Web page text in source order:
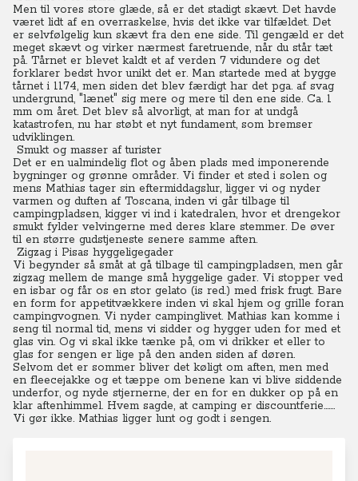
Men til vores store glæde, så er det stadigt skævt. Det havde
været lidt af en overraskelse, hvis det ikke var tilfældet. Det
er selvfølgelig kun skævt fra den ene side. Til gengæld er det
meget skævt og virker nærmest faretruende, når du står tæt
på. Tårnet er blevet kaldt et af verden 7 vidundere og det
forklarer bedst hvor unikt det er. Man startede med at bygge
tårnet i 1174, men siden det blev færdigt har det pga. af svag
undergrund, "lænet" sig mere og mere til den ene side. Ca. 1
mm om året. Det blev så alvorligt, at man for at undgå
katastrofen, nu har støbt et nyt fundament, som bremser
udviklingen.
Smukt og masser af turister
Det er en ualmindelig flot og åben plads med imponerende
bygninger og grønne områder. Vi finder et sted i solen og
mens Mathias tager sin eftermiddagslur, ligger vi og nyder
varmen og duften af Toscana, inden vi går tilbage til
campingpladsen, kigger vi ind i katedralen, hvor et drengekor
smukt fylder velvingerne med deres klare stemmer. De øver
til en større gudstjeneste senere samme aften.
Zigzag i Pisas hyggeligegader
Vi begynder så småt at gå tilbage til campingpladsen, men går
zigzag mellem de mange små hyggelige gader. Vi stopper ved
en isbar og får os en stor gelato (is red.) med frisk frugt. Bare
en form for appetitvækkere inden vi skal hjem og grille foran
campingvognen. Vi nyder campinglivet. Mathias kan komme i
seng til normal tid, mens vi sidder og hygger uden for med et
glas vin. Og vi skal ikke tænke på, om vi drikker et eller to
glas for sengen er lige på den anden siden af døren.
Selvom det er sommer bliver det køligt om aften, men med
en fleecejakke og et tæppe om benene kan vi blive siddende
underfor, og nyde stjernerne, der en for en dukker op på en
klar aftenhimmel. Hvem sagde, at camping er discountferie…….
Vi gør ikke. Mathias ligger lunt og godt i sengen.